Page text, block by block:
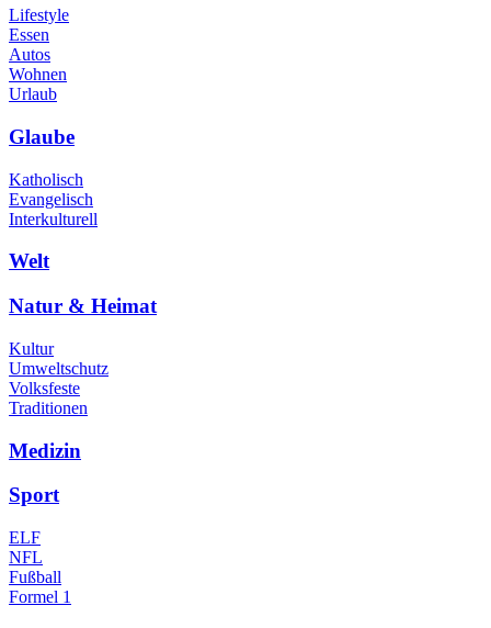
Lifestyle
Essen
Autos
Wohnen
Urlaub
Glaube
Katholisch
Evangelisch
Interkulturell
Welt
Natur & Heimat
Kultur
Umweltschutz
Volksfeste
Traditionen
Medizin
Sport
ELF
NFL
Fußball
Formel 1